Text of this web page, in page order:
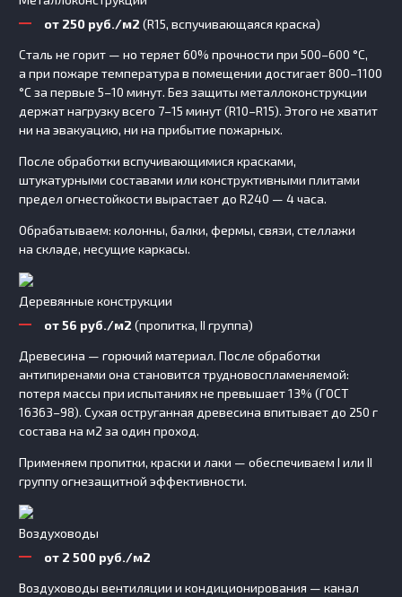
от 250 руб./м2 (R15, вспучивающаяся краска)
Сталь не горит — но теряет 60% прочности при 500–600 °C,
а при пожаре температура в помещении достигает 800–1100
°C за первые 5–10 минут. Без защиты металлоконструкции
держат нагрузку всего 7–15 минут (R10–R15). Этого не хватит
ни на эвакуацию, ни на прибытие пожарных.
После обработки вспучивающимися красками,
штукатурными составами или конструктивными плитами
предел огнестойкости вырастает до R240 — 4 часа.
Обрабатываем: колонны, балки, фермы, связи, стеллажи
на складе, несущие каркасы.
Деревянные конструкции
от 56 руб./м2 (пропитка, II группа)
Древесина — горючий материал. После обработки
антипиренами она становится трудновоспламеняемой:
потеря массы при испытаниях не превышает 13% (ГОСТ
16363–98). Сухая оструганная древесина впитывает до 250 г
состава на м2 за один проход.
Применяем пропитки, краски и лаки — обеспечиваем I или II
группу огнезащитной эффективности.
Воздуховоды
от 2 500 руб./м2
Воздуховоды вентиляции и кондиционирования — канал